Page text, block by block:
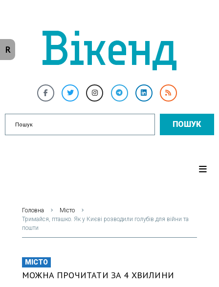
ПОШУК
Головна
Місто
Тримайся, пташко. Як у Києві розводили голубів для війни та
пошти
МІСТО
МОЖНА ПРОЧИТАТИ ЗА 4 ХВИЛИНИ
R